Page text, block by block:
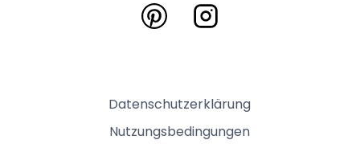
Datenschutzerklärung
Nutzungsbedingungen